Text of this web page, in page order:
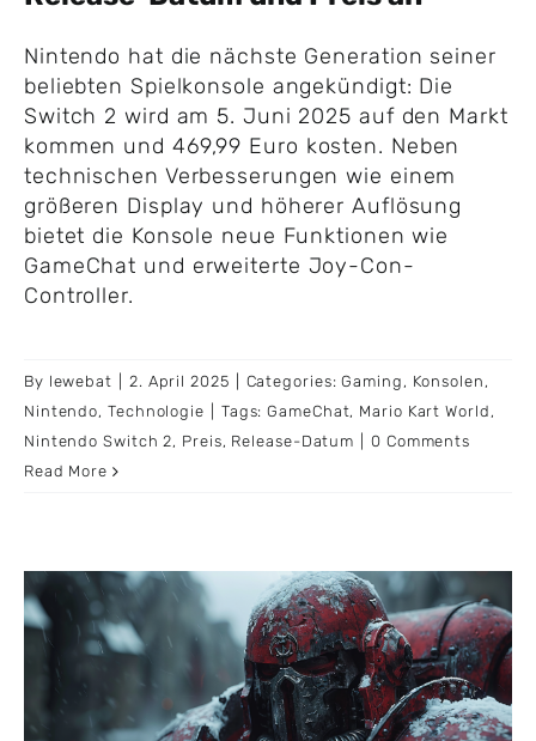
Nintendo hat die nächste Generation seiner
beliebten Spielkonsole angekündigt: Die
Switch 2 wird am 5. Juni 2025 auf den Markt
kommen und 469,99 Euro kosten. Neben
technischen Verbesserungen wie einem
größeren Display und höherer Auflösung
bietet die Konsole neue Funktionen wie
GameChat und erweiterte Joy-Con-
Controller.
By lewebat 2. April 2025 Categories:Gaming , Konsolen ,
Nintendo, Technologie Tags:GameChat, Mario Kart World ,
Nintendo Switch 2, Preis, Release-Datum
0 Comments
Read More